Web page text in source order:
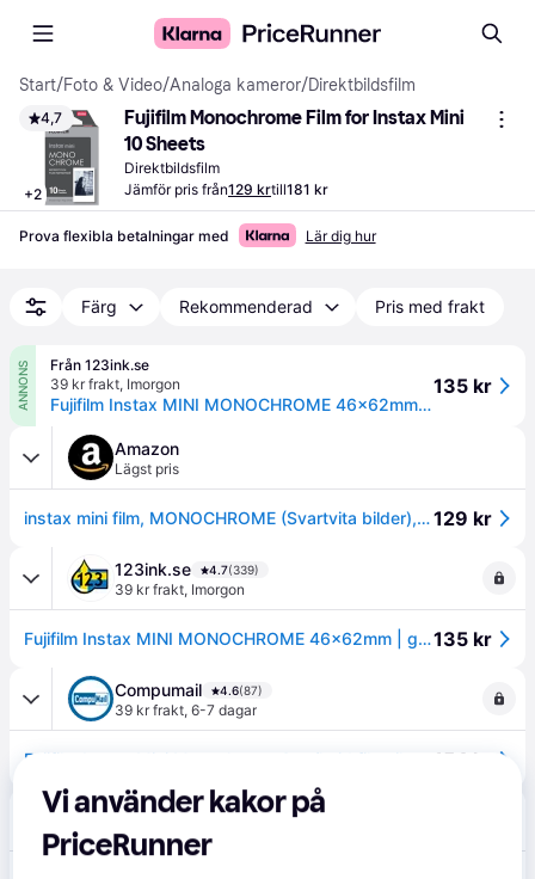
Start/Foto & Video/Analoga kameror/Direktbildsfilm
4,7
+2
Fujifilm Monochrome Film for Instax Mini
10 Sheets
Direktbildsfilm
Jämför pris från129 krtill181 kr
Prova flexibla betalningar med Lär dig hur
Färg Rekommenderad Pris med frakt
ANNONS
Från 123ink.se
39 kr frakt, Imorgon
Fujifilm Instax MINI MONOCHROME 46x62mm | glansigt | 10 ark
135 kr
Amazon
Lägst pris
instax mini film, MONOCHROME (Svartvita bilder), 10 pack129 kr
123ink.se 4.7(339)
39 kr frakt, Imorgon
Fujifilm Instax MINI MONOCHROME 46x62mm | glansigt | 10 ark135 kr
Compumail 4.6(87)
39 kr frakt, 6-7 dagar
154 kr
Proshop.se 4.5(589)
49 kr frakt
Vi använder kakor på
PriceRunner